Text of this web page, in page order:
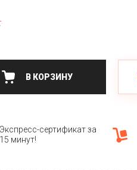
В КОРЗИНУ
Экспресс-сертификат за
15 минут!